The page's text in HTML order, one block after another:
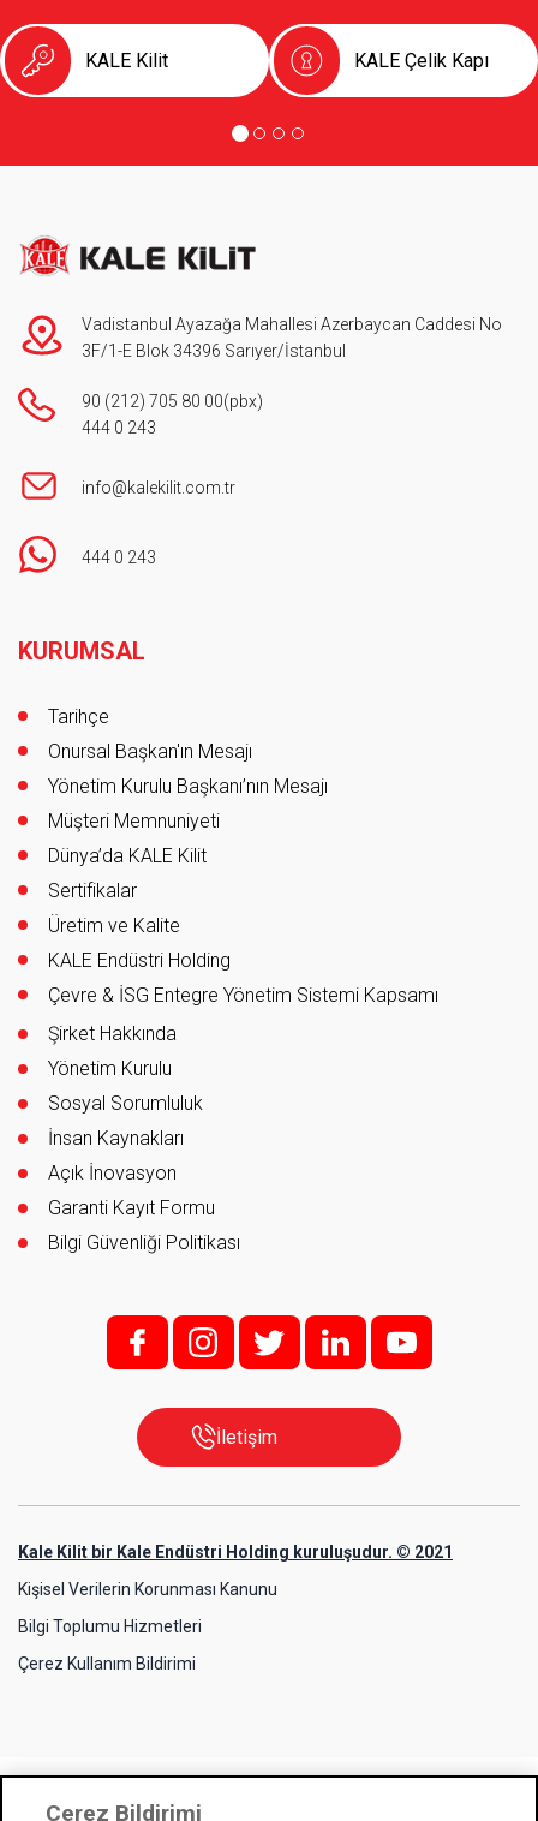
KALE Kilit KALE Çelik Kapı
Vadistanbul Ayazağa Mahallesi Azerbaycan Caddesi No
3F/1-E Blok 34396 Sarıyer/İstanbul
90 (212) 705 80 00(pbx)
444 0 243
info@kalekilit.com.tr
444 0 243
KURUMSAL
Tarihçe
Onursal Başkan'ın Mesajı
Yönetim Kurulu Başkanı’nın Mesajı
Müşteri Memnuniyeti
Dünya’da KALE Kilit
Sertifikalar
Üretim ve Kalite
KALE Endüstri Holding
Çevre & İSG Entegre Yönetim Sistemi Kapsamı
Şirket Hakkında
Yönetim Kurulu
Sosyal Sorumluluk
İnsan Kaynakları
Açık İnovasyon
Garanti Kayıt Formu
Bilgi Güvenliği Politikası
f; i; t l y
İletişim
Kale Kilit bir Kale Endüstri Holding kuruluşudur. © 2021
Kişisel Verilerin Korunması Kanunu
Bilgi Toplumu Hizmetleri
Çerez Kullanım Bildirimi
Çerez Bildirimi